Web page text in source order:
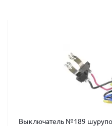
Выключатель №189